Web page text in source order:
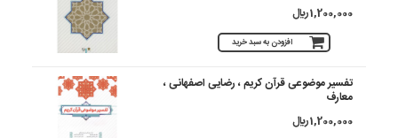
1,200,000 ريال
افزودن به سبد خرید
تفسیر موضوعی قرآن کریم ، رضایی اصفهانی ،
معارف
1,200,000 ريال